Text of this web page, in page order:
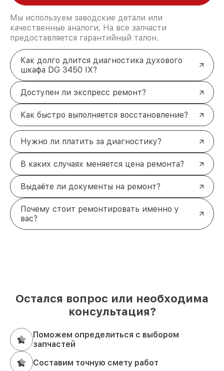
Мы используем заводские детали или
качественные аналоги. На все запчасти
предоставляется гарантийный талон.
Как долго длится диагностика духового
шкафа DG 3450 IX?
Доступен ли экспресс ремонт?
Как быстро выполняется восстановление?
Нужно ли платить за диагностику?
В каких случаях меняется цена ремонта?
Выдаёте ли документы на ремонт?
Почему стоит ремонтировать именно у
вас?
Остался вопрос или необходима
консультация?
Поможем определиться с выбором
запчастей
Составим точную смету работ